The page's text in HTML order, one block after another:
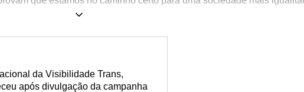
mesmos direitos, independente de sua orientação sexual.
da Visibilidade Trans,
após divulgação da campanha